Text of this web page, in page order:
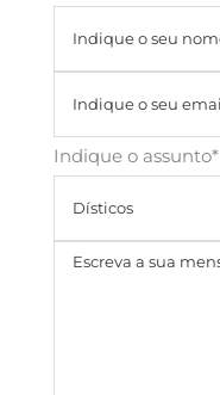
Indique o assunto*